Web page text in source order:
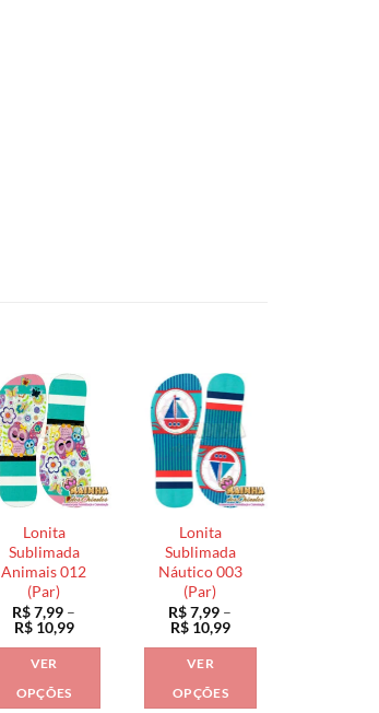
Lonita
Sublimada
Animais 012
(Par)
R$7,99 –
R$10,99Faixa
VER
OPÇÕES
Lonita
Sublimada
Náutico 003
(Par)
R$7,99 –
R$10,99Faixa
VER
OPÇÕES